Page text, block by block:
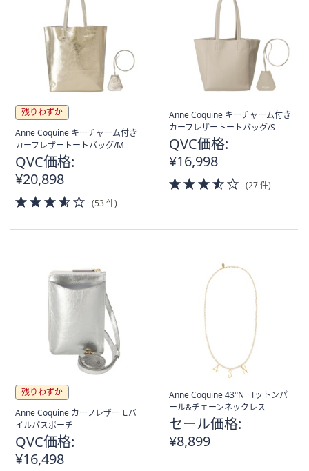
残りわずか
Anne Coquine キーチャーム付き
カーフレザートートバッグ/M
QVC価格:
¥20,898
3.5
of
(53 件)
Anne Coquine キーチャーム付き
カーフレザートートバッグ/S
QVC価格:
¥16,998
3.5
of
(27 件)
残りわずか
Anne Coquine カーフレザーモバ
イルパスポーチ
QVC価格:
¥16,498
Anne Coquine 43°N コットンパ
ール&チェーンネックレス
セール価格:
¥8,899